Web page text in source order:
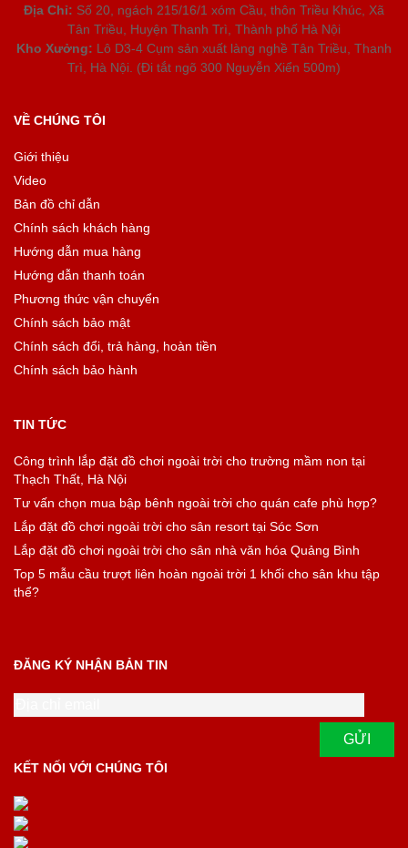
Địa Chỉ: Số 20, ngách 215/16/1 xóm Cầu, thôn Triều Khúc, Xã
Tân Triều, Huyện Thanh Trì, Thành phố Hà Nội
Kho Xưởng: Lô D3-4 Cụm sản xuất làng nghề Tân Triều, Thanh
Trì, Hà Nội. (Đi tắt ngõ 300 Nguyễn Xiển 500m)
VỀ CHÚNG TÔI
Giới thiệu
Video
Bản đồ chỉ dẫn
Chính sách khách hàng
Hướng dẫn mua hàng
Hướng dẫn thanh toán
Phương thức vận chuyển
Chính sách bảo mật
Chính sách đổi, trả hàng, hoàn tiền
Chính sách bảo hành
TIN TỨC
Công trình lắp đặt đồ chơi ngoài trời cho trường mầm non tại
Thạch Thất, Hà Nội
Tư vấn chọn mua bập bênh ngoài trời cho quán cafe phù hợp?
Lắp đặt đồ chơi ngoài trời cho sân resort tại Sóc Sơn
Lắp đặt đồ chơi ngoài trời cho sân nhà văn hóa Quảng Bình
Top 5 mẫu cầu trượt liên hoàn ngoài trời 1 khối cho sân khu tập
thể?
ĐĂNG KÝ NHẬN BẢN TIN
KẾT NỐI VỚI CHÚNG TÔI